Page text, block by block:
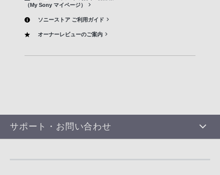
（My Sony マイページ）
ソニーストア ご利用ガイド
オーナーレビューのご案内
サポート・お問い合わせ